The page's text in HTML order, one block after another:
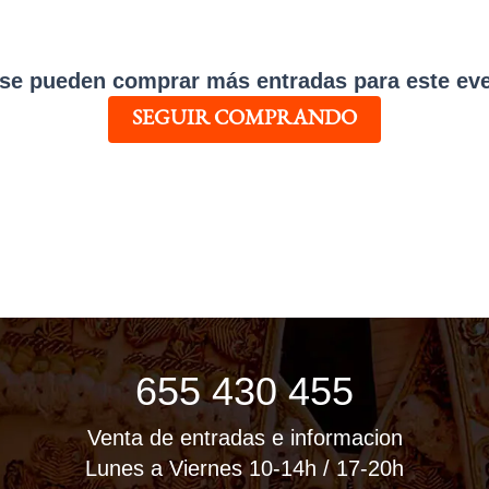
pueden comprar más entradas para este
SEGUIR COMPRANDO
655 430 455
Venta de entradas e informacion
Lunes a Viernes 10-14h / 17-20h